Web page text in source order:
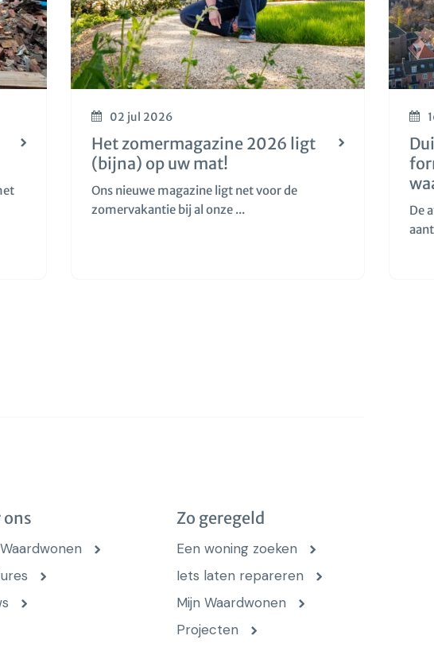
02 jul 2026
Het zomermagazine 2026 ligt
(bijna) op uw mat!
Ons nieuwe magazine ligt net voor de
zomervakantie bij al onze ...
De
ons Zo geregeld
Een woning zoeken
Iets laten repareren
Mijn Waardwonen
Projecten